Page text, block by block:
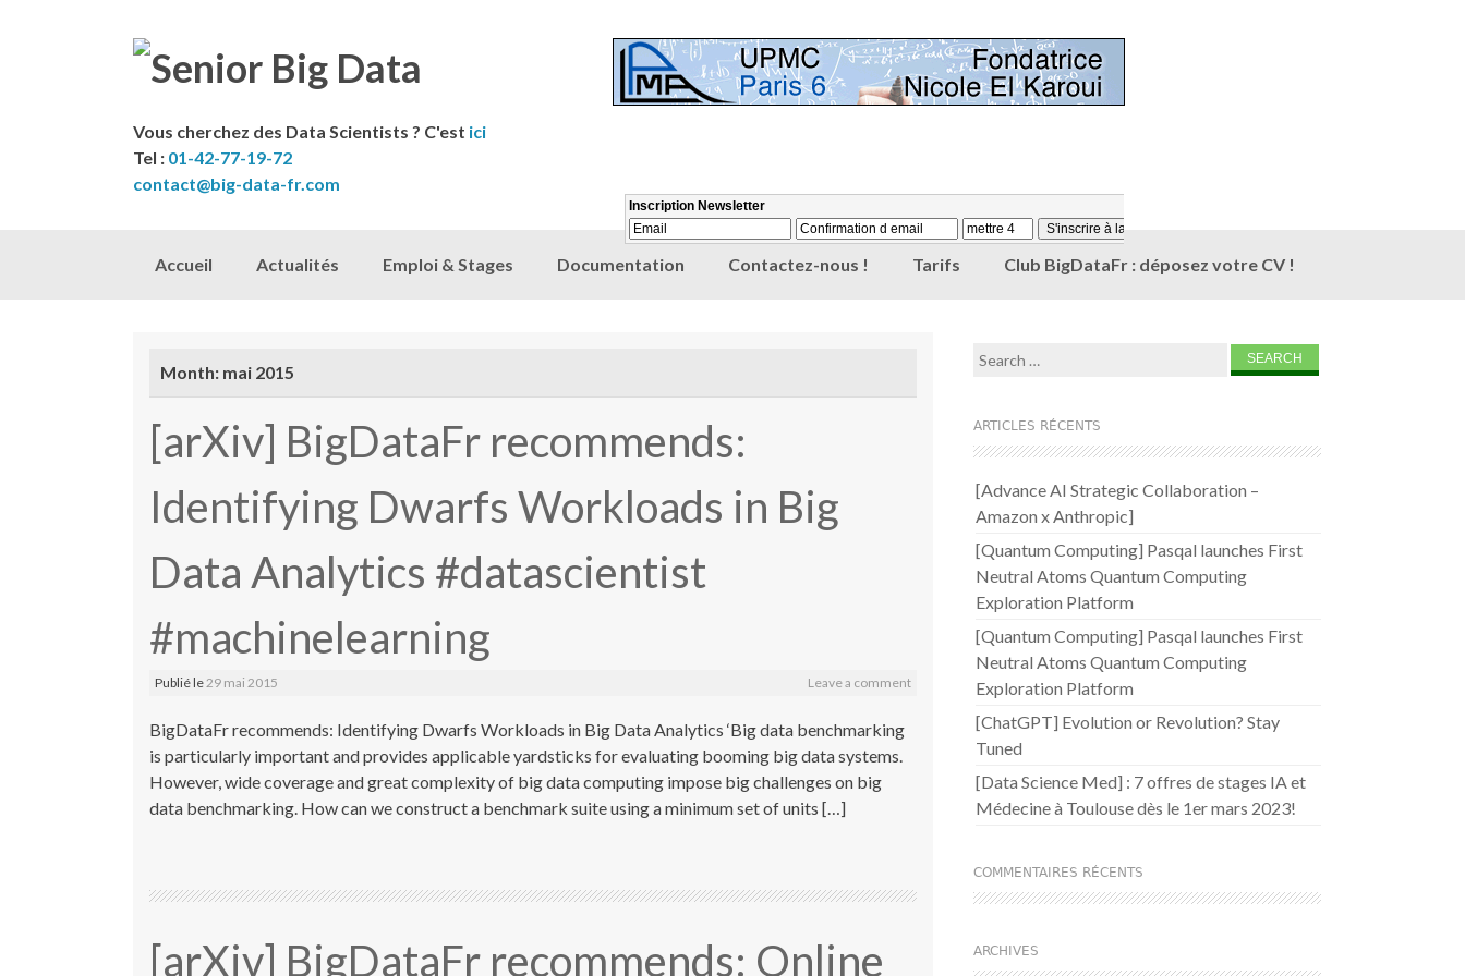
Vous cherchez des Data Scientists ? C'est ici
Tel : 01-42-77-19-72
contact@big-data-fr.com
Skip to content
Accueil Actualités Emploi & Stages Documentation Contactez-nous ! Tarifs Club BigDataFr : déposez votre CV !
Month: mai 2015
[arXiv] BigDataFr recommends:
Identifying Dwarfs Workloads in Big
Data Analytics #datascientist
#machinelearning
Publié le29 mai 2015 Leave a comment
BigDataFr recommends: Identifying Dwarfs Workloads in Big Data Analytics ‘Big data benchmarking
is particularly important and provides applicable yardsticks for evaluating booming big data systems.
However, wide coverage and great complexity of big data computing impose big challenges on big
data benchmarking. How can we construct a benchmark suite using a minimum set of units […]
[arXiv] BigDataFr recommends: Online
Search for:
ARTICLES RÉCENTS
[Advance AI Strategic Collaboration –
Amazon x Anthropic]
[Quantum Computing] Pasqal launches First
Neutral Atoms Quantum Computing
Exploration Platform
[Quantum Computing] Pasqal launches First
Neutral Atoms Quantum Computing
Exploration Platform
[ChatGPT] Evolution or Revolution? Stay
Tuned
[Data Science Med] : 7 offres de stages IA et
Médecine à Toulouse dès le 1er mars 2023!
COMMENTAIRES RÉCENTS
ARCHIVES